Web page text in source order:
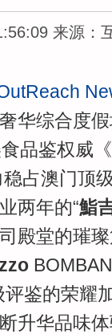
来源：
华综合度
品鉴权威
占澳门顶
两年的“鮨
殿堂的璀
鉴的荣耀
升华品味